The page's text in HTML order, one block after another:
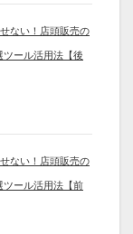
ない！店頭販売の
ール活用法【後
ない！店頭販売の
ツール活用法【前